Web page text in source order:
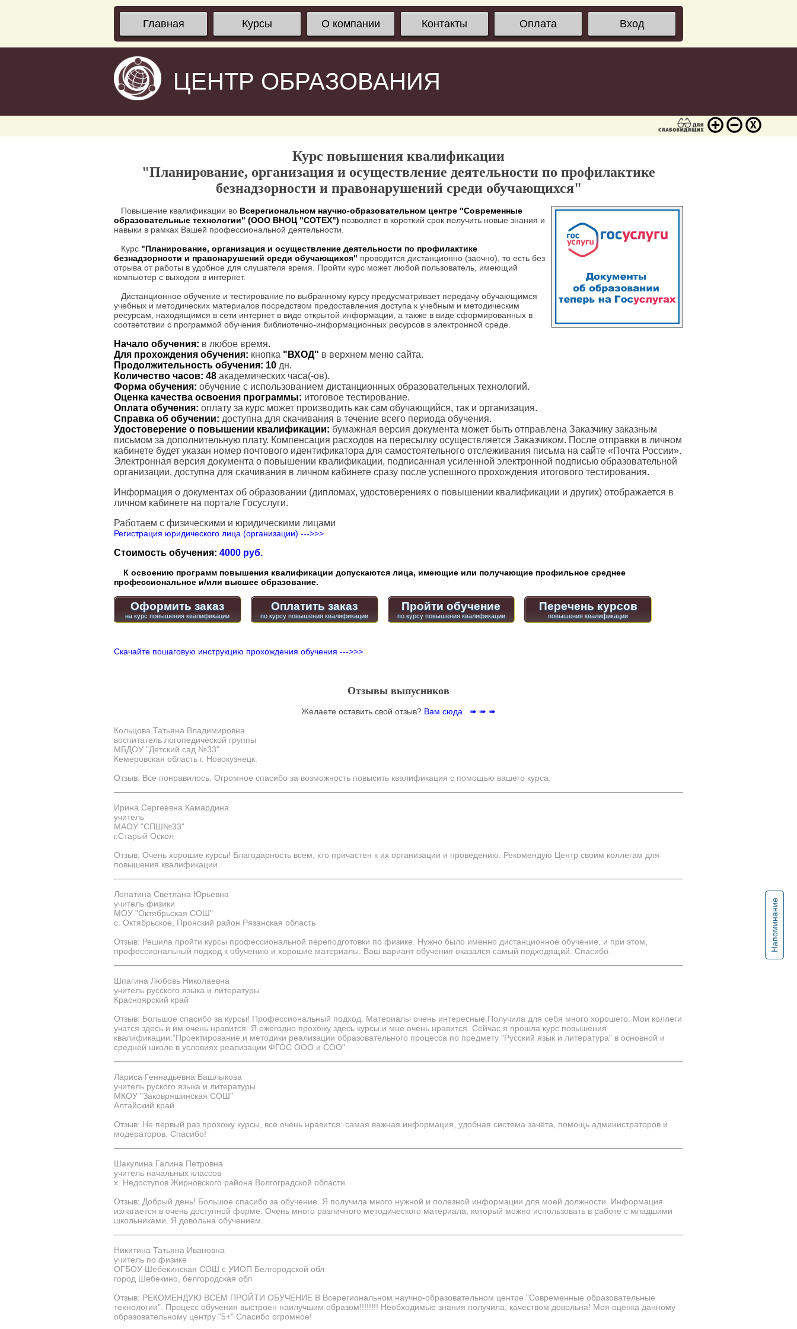
Главная Курсы О компании Контакты Оплата Вход
ЦЕНТР ОБРАЗОВАНИЯ
Напоминание
Курс повышения квалификации
"Планирование, организация и осуществление деятельности по профилактике
безнадзорности и правонарушений среди обучающихся"
Повышение квалификации во Всерегиональном научно-образовательном центре "Современные
образовательные технологии" (ООО ВНОЦ "СОТЕХ") позволяет в короткий срок получить новые знания и
навыки в рамках Вашей профессиональной деятельности.
Курс "Планирование, организация и осуществление деятельности по профилактике
безнадзорности и правонарушений среди обучающихся" проводится дистанционно (заочно), то есть без
отрыва от работы в удобное для слушателя время. Пройти курс может любой пользователь, имеющий
компьютер с выходом в интернет.
Дистанционное обучение и тестирование по выбранному курсу предусматривает передачу обучающимся
учебных и методических материалов посредством предоставления доступа к учебным и методическим
ресурсам, находящимся в сети интернет в виде открытой информации, а также в виде сформированных в
соответствии с программой обучения библиотечно-информационных ресурсов в электронной среде.
Начало обучения: в любое время.
Для прохождения обучения: кнопка "ВХОД" в верхнем меню сайта.
Продолжительность обучения: 10 дн.
Количество часов: 48 академических часа(-ов).
Форма обучения: обучение с использованием дистанционных образовательных технологий.
Оценка качества освоения программы: итоговое тестирование.
Оплата обучения: оплату за курс может производить как сам обучающийся, так и организация.
Справка об обучении: доступна для скачивания в течение всего периода обучения.
Удостоверение о повышении квалификации: бумажная версия документа может быть отправлена Заказчику заказным
письмом за дополнительную плату. Компенсация расходов на пересылку осуществляется Заказчиком. После отправки в личном
кабинете будет указан номер почтового идентификатора для самостоятельного отслеживания письма на сайте «Почта России».
Электронная версия документа о повышении квалификации, подписанная усиленной электронной подписью образовательной
организации, доступна для скачивания в личном кабинете сразу после успешного прохождения итогового тестирования.
Информация о документах об образовании (дипломах, удостоверениях о повышении квалификации и других) отображается в
личном кабинете на портале Госуслуги.
Работаем с физическими и юридическими лицами
Регистрация юридического лица (организации) --->>>
Стоимость обучения: 4000 руб.
К освоению программ повышения квалификации допускаются лица, имеющие или получающие профильное среднее
профессиональное и/или высшее образование.
Оформить заказ Оплатить заказ Пройти обучение
по курсу повышения квалификации
Перечень курсов
Скачайте пошаговую инструкцию прохождения обучения --->>>
Отзывы выпусников
Желаете оставить свой отзыв? Вам сюда ➠ ➠ ➠
Кольцова Татьяна Владимировна
воспитатель логопедической группы
МБДОУ "Детский сад №33"
Кемеровская область г. Новокузнецк.
Отзыв: Все понравилось. Огромное спасибо за возможность повысить квалификация с помощью вашего курса.
Ирина Сергеевна Камардина
учитель
МАОУ "СПШ№33"
г.Старый Оскол
Отзыв: Очень хорошие курсы! Благодарность всем, кто причастен к их организации и проведению. Рекомендую Центр своим коллегам для
повышения квалификации.
Лопатина Светлана Юрьевна
учитель физики
МОУ "Октябрьская СОШ"
с. Октябрьское, Пронский район Рязанская область
Отзыв: Решила пройти курсы профессиональной переподготовки по физике. Нужно было именно дистанционное обучение, и при этом,
профессиональный подход к обучению и хорошие материалы. Ваш вариант обучения оказался самый подходящий. Спасибо.
Шпагина Любовь Николаевна
учитель русского языка и литературы
Красноярский край
Отзыв: Большое спасибо за курсы! Профессиональный подход. Материалы очень интересные.Получила для себя много хорошего. Мои коллеги
учатся здесь и им очень нравится. Я ежегодно прохожу здесь курсы и мне очень нравится. Сейчас я прошла курс повышения
квалификации:"Проектирование и методики реализации образовательного процесса по предмету "Русский язык и литература" в основной и
средней школе в условиях реализации ФГОС ООО и СОО".
Лариса Геннадьевна Башлыкова
учитель руского языка и литературы
МКОУ "Заковряшинская СОШ"
Алтайский край
Отзыв: Не первый раз прохожу курсы, всё очень нравится: самая важная информация, удобная система зачёта, помощь администраторов и
модераторов. Спасибо!
Шакулина Галина Петровна
учитель начальных классов
х. Недоступов Жирновского района Волгоградской области
Отзыв: Добрый день! Большое спасибо за обучение. Я получила много нужной и полезной информации для моей должности. Информация
излагается в очень доступной форме. Очень много различного методического материала, который можно использовать в работе с младшими
школьниками. Я довольна обучением.
Никитина Татьяна Ивановна
учитель по физике
ОГБОУ Шебекинская СОШ с УИОП Белгородской обл
город Шебекино, белгородская обл
Отзыв: РЕКОМЕНДУЮ ВСЕМ ПРОЙТИ ОБУЧЕНИЕ В Всерегиональном научно-образовательном центре "Современные образовательные
технологии". Процесс обучения выстроен наилучшим образом!!!!!!!! Необходимые знания получила, качеством довольна! Моя оценка данному
образовательному центру "5+" Спасибо огромное!